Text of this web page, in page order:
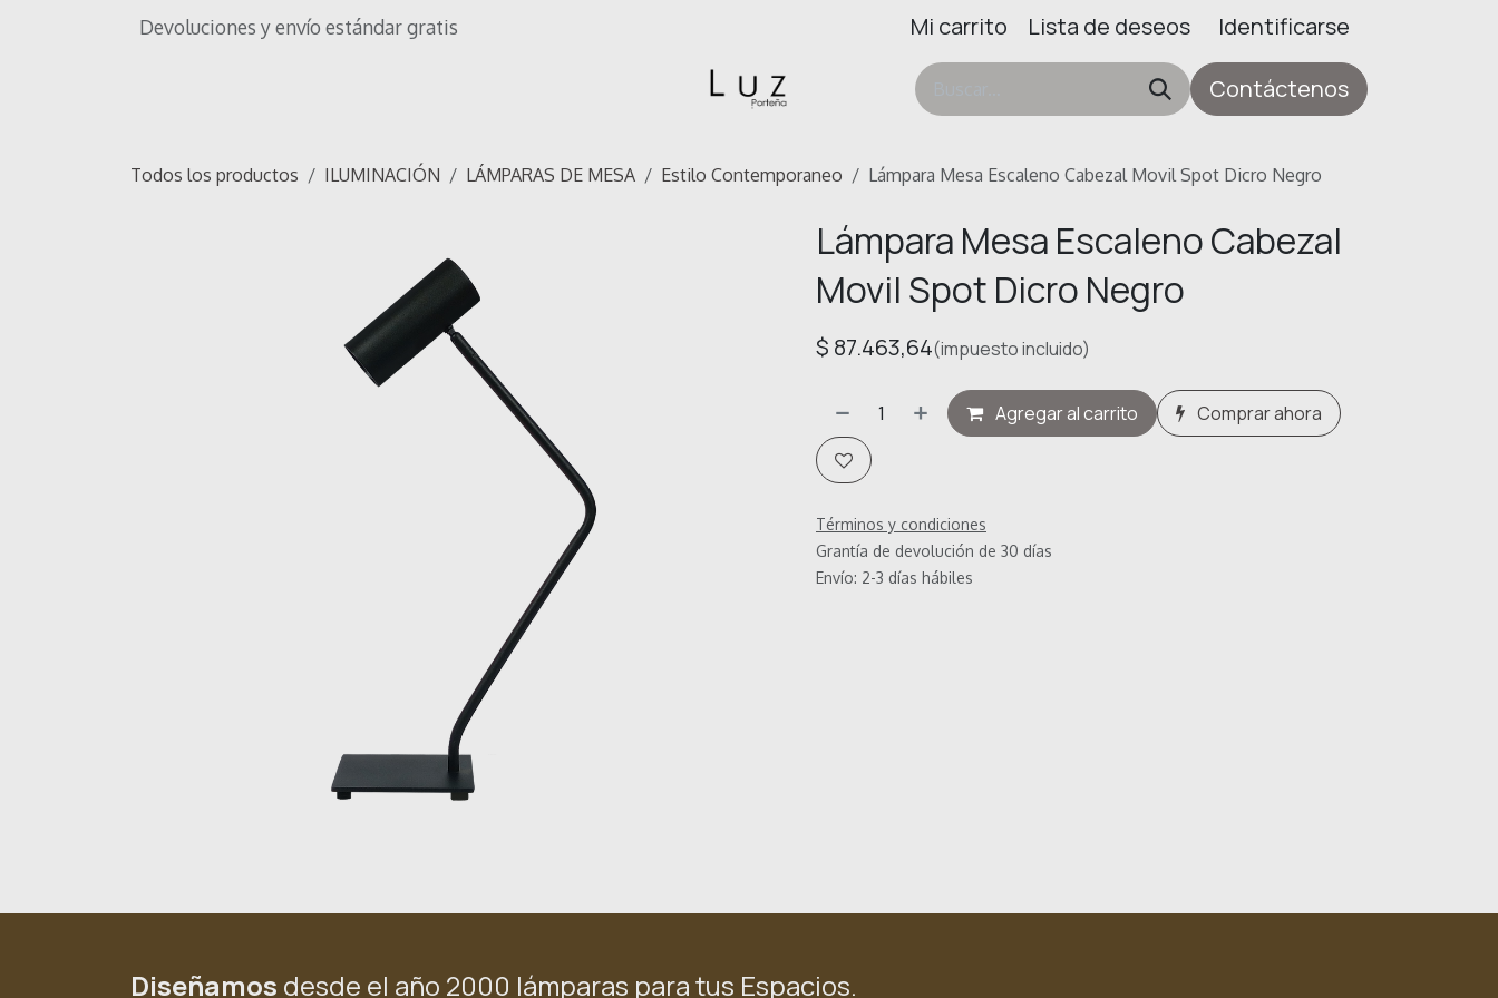
Devoluciones y envío estándar gratis Mi carrito Lista de deseos Identificarse
Deco & Hogar Ayuda Contáctenos
Todos los productos ILUMINACIÓN LÁMPARAS DE MESA Estilo Contemporaneo Lámpara Mesa Escaleno Cabezal Movil Spot Dicro Negro
Lámpara Mesa Escaleno Cabezal
Movil Spot Dicro Negro
$ 87.463,64(impuesto incluido)
Agregar al carrito Comprar ahora
Términos y condiciones
Grantía de devolución de 30 días
Envío: 2-3 días hábiles
Diseñamos desde el año 2000 lámparas para tus Espacios.